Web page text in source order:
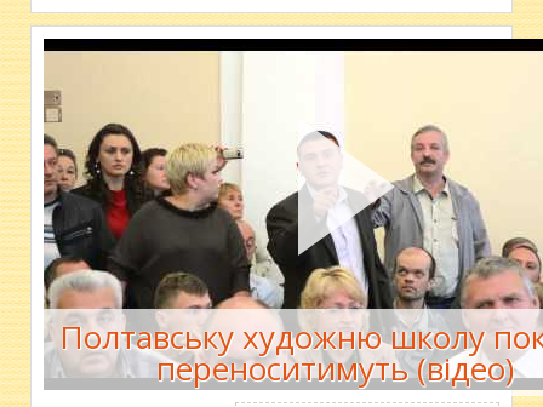
Полтавську художню школу
переноситимуть (відео)